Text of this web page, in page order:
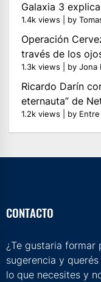
Galaxia 3
1.4k views by
Operación
través de los
1.3k views by Jona
Ricardo Darín
eternauta” de
1.2k views by
CONTACTO
¿Te gustaria formar
sugerencia y
lo que necesites y